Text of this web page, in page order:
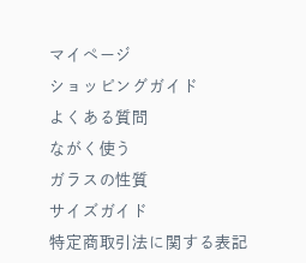
マイページ
ショッピングガイド
よくある質問
ながく使う
ガラスの性質
サイズガイド
特定商取引法に関する表記